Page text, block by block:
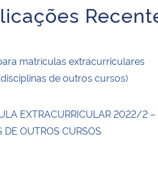
matrículas extracurriculares
de outros cursos)
EXTRACURRICULAR 2022/2 –
DE OUTROS CURSOS